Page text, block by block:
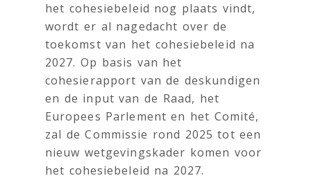
het cohesiebeleid nog plaats vindt,
wordt er al nagedacht over de
toekomst van het cohesiebeleid na
2027. Op basis van het
cohesierapport van de deskundigen
en de input van de Raad, het
Europees Parlement en het Comité,
zal de Commissie rond 2025 tot een
nieuw wetgevingskader komen voor
het cohesiebeleid na 2027.